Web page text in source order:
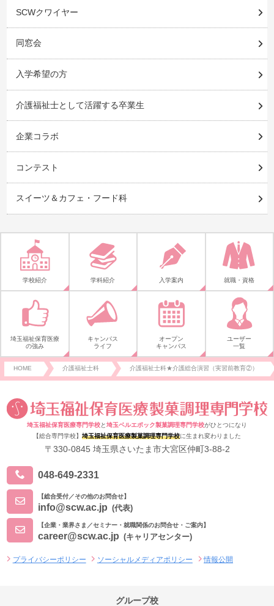
SCWクワイヤー
同窓会
入学希望の方
介護福祉士として活躍する卒業生
企業コラボ
コンテスト
スイーツ＆カフェ・フード科
学校紹介 学科紹介 入学案内 就職・資格
埼玉福祉保育医療
の強み
キャンパス
ライフ
オープン
キャンパス
ユーザー
一覧
HOME 介護福祉士科 介護福祉士科★介護総合演習（実習前教育②）
埼玉福祉保育医療専門学校と埼玉ベルエポック製菓調理専門学校がひとつになり
【総合専門学校】 埼玉福祉保育医療製菓調理専門学校に生まれ変わりました
〒330-0845 埼玉県さいたま市大宮区仲町3-88-2
048-649-2331
【総合受付／その他のお問合せ】
info@scw.ac.jp (代表)
【企業・業界さま／セミナー・就職関係のお問合せ・ご案内】
career@scw.ac.jp (キャリアセンター)
プライバシーポリシー ソーシャルメディアポリシー 情報公開
グループ校